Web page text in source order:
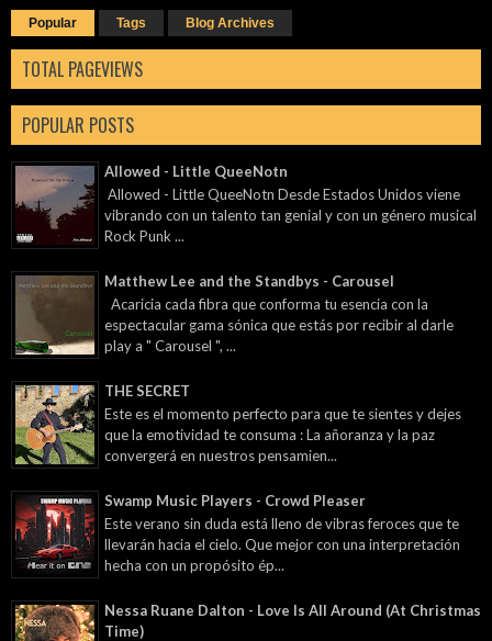
Popular Tags Blog Archives
TOTAL PAGEVIEWS
POPULAR POSTS
Allowed - Little QueeNotn
Allowed - Little QueeNotn Desde Estados Unidos viene
vibrando con un talento tan genial y con un género musical
Rock Punk ...
Matthew Lee and the Standbys - Carousel
Acaricia cada fibra que conforma tu esencia con la
espectacular gama sónica que estás por recibir al darle
play a " Carousel ", ...
THE SECRET
Este es el momento perfecto para que te sientes y dejes
que la emotividad te consuma : La añoranza y la paz
convergerá en nuestros pensamien...
Swamp Music Players - Crowd Pleaser
Este verano sin duda está lleno de vibras feroces que te
llevarán hacia el cielo. Que mejor con una interpretación
hecha con un propósito ép...
Nessa Ruane Dalton - Love Is All Around (At Christmas
Time)